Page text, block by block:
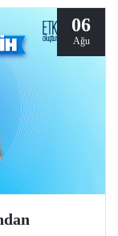
06
Ağu